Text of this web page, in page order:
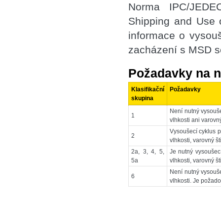
Norma IPC/
Shipping and Use
informace o
zacházení s MSD
Požadavky na
Klasifikační
skupina
Požadavky
1
Není nutný
vlhkosti ani
2
Vysoušecí cyklus
vlhkosti, varovný
2a, 3, 4, 5,
5a
Je nutný
vlhkosti, varovný
6
Není nutný
vlhkosti. Je